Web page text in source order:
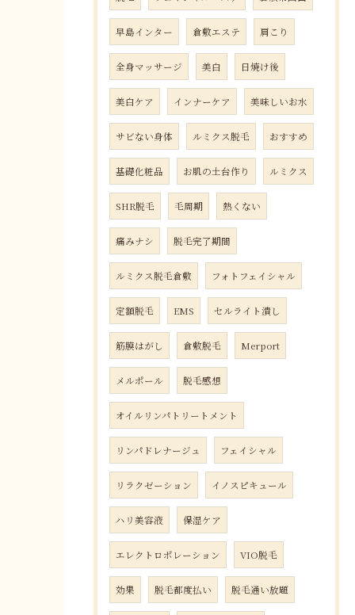
早島インター 倉敷エステ 肩こり
全身マッサージ 美白 日焼け後
美白ケア インナーケア 美味しいお水
サビない身体 ルミクス脱毛 おすすめ
基礎化粧品 お肌の土台作り ルミクス
SHR脱毛 毛周期 熱くない
痛みナシ 脱毛完了期間
ルミクス脱毛倉敷 フォトフェイシャル
定額脱毛 EMS セルライト潰し
筋膜はがし 倉敷脱毛 Merport
メルポール 脱毛感想
オイルリンパトリートメント
リンパドレナージュ フェイシャル
リラクゼーション イノスピキュール
ハリ美容液 保湿ケア
エレクトロポレーション VIO脱毛
効果 脱毛都度払い 脱毛通い放題